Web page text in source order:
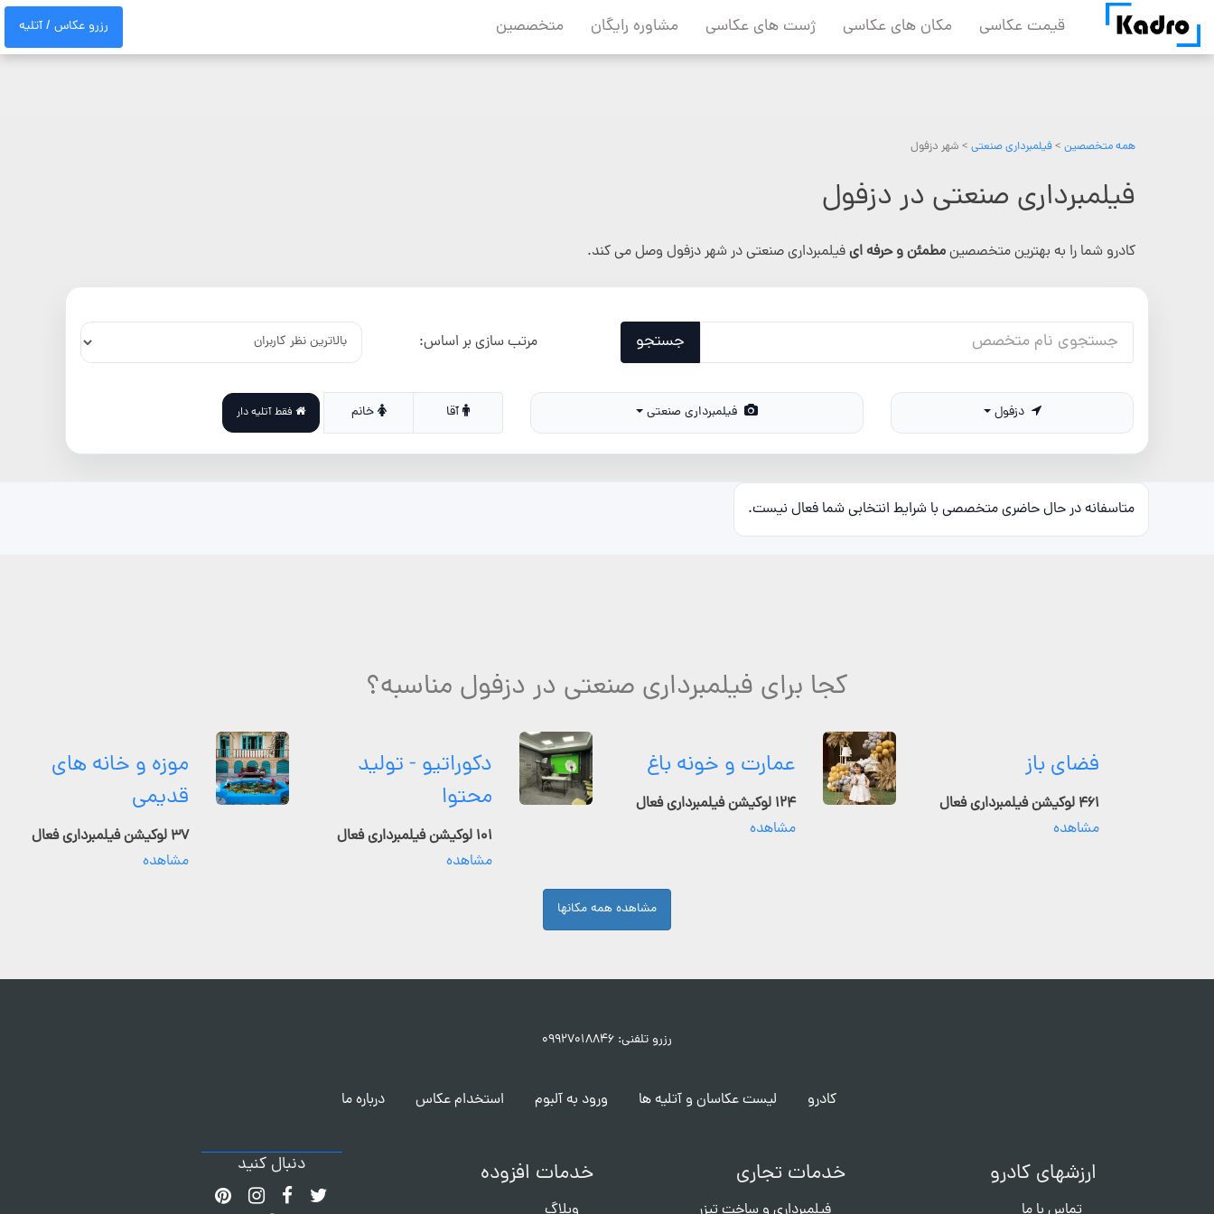
content
قیمت عکاسی مکان های عکاسی ژست های عکاسی مشاوره رایگان متخصصین رزرو عکاس / آتلیه
همه متخصصین >فیلمبرداری صنعتی > شهر دزفول
فیلمبرداری صنعتی در دزفول
کادرو شما را به بهترین متخصصینمطمئن و حرفه ایفیلمبرداری صنعتی در شهر دزفول وصل می کند.
جستجو مرتب سازی بر اساس:
دزفول فیلمبرداری صنعتی آقا خانم فقط آتلیه دار
متاسفانه در حال حاضری متخصصی با شرایط انتخابی شما فعال نیست.
کجا برای فیلمبرداری صنعتی در دزفول مناسبه؟
فضای باز
۴۶۱ لوکیشن فیلمبرداری فعال
مشاهده
عمارت و خونه باغ
۱۲۴ لوکیشن فیلمبرداری فعال
مشاهده
دکوراتیو - تولید
محتوا
۱۰۱ لوکیشن فیلمبرداری فعال
مشاهده
موزه و خانه های
قدیمی
۳۷ لوکیشن فیلمبرداری فعال
مشاهده
مشاهده همه مکانها
رزرو تلفنی: ۰۹۹۲۷۰۱۸۸۴۶
کادرو لیست عکاسان و آتلیه ها ورود به آلبوم استخدام عکاس درباره ما
ارزشهای کادرو خدمات تجاری خدمات افزوده دنبال کنید